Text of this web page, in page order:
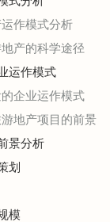
运作模式分析
地产的科学途径
运作模式
的企业运作模式
游地产项目的前景
景分析
划
模